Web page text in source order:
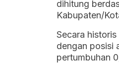
dihitung
Kabupaten/
Secara
dengan posisi
pertumbuhan